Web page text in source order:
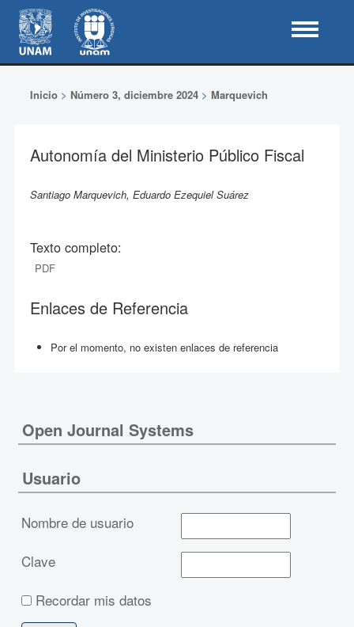
Inicio> Número 3, diciembre 2024> Marquevich
Autonomía del Ministerio Público Fiscal
Santiago Marquevich, Eduardo Ezequiel Suárez
Texto completo:
PDF
Enlaces de Referencia
Por el momento, no existen enlaces de referencia
Open Journal Systems
Usuario
Nombre de usuario
Clave
Recordar mis datos